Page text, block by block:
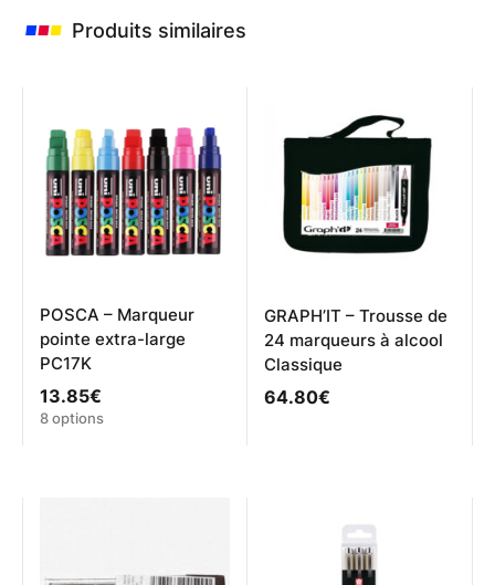
Produits similaires
POSCA – Marqueur
pointe extra-large
PC17K
13.85€
Ce
8 options
GRAPH’IT – Trousse de
24 marqueurs à alcool
Classique
64.80€